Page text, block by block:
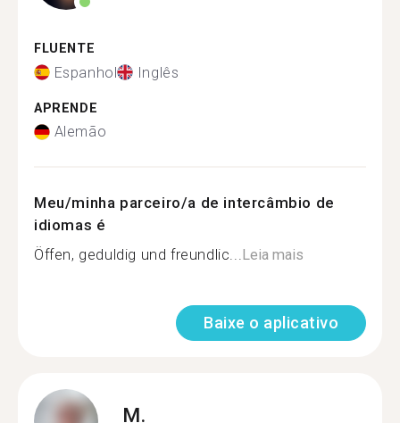
FLUENTE
Espanhol Inglês
APRENDE
Alemão
Meu/minha parceiro/a de intercâmbio de
idiomas é
Öffen, geduldig und freundlic...Leia mais
Baixe o aplicativo
M.